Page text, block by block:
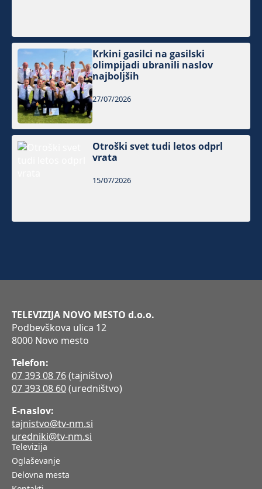
Krkini gasilci na gasilski
olimpijadi ubranili naslov
najboljših
27/07/2026
Otroški svet tudi letos odprl
vrata
15/07/2026
TELEVIZIJA NOVO MESTO d.o.o.
Podbevškova ulica 12
8000 Novo mesto
Telefon:
07 393 08 76(tajništvo)
07 393 08 60(uredništvo)
E-naslov:
tajnistvo@tv-nm.si
uredniki@tv-nm.si
Televizija
Oglaševanje
Delovna mesta